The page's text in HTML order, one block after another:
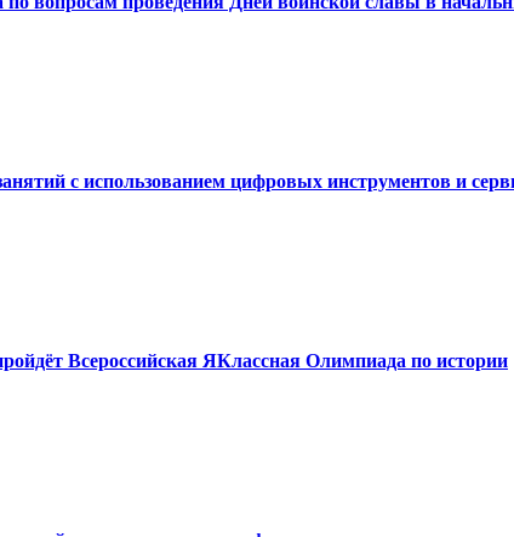
с использованием цифровых инструментов и
Всероссийская ЯКлассная Олимпиада по истории